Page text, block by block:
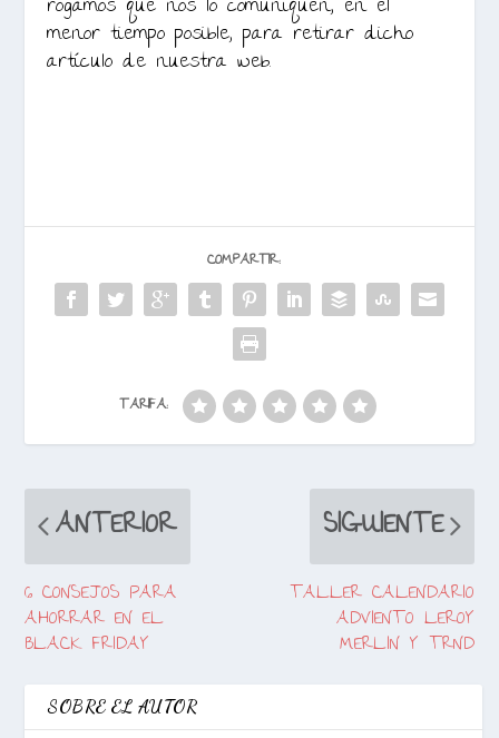
rogamos que nos lo comuniquen, en el
menor tiempo posible, para retirar dicho
artículo de nuestra web.
COMPARTIR:
TARIFA:
ANTERIOR
6 CONSEJOS PARA
AHORRAR EN EL
BLACK FRIDAY
SIGUIENTE
TALLER CALENDARIO
ADVIENTO LEROY
MERLIN Y TRND
SOBRE EL AUTOR